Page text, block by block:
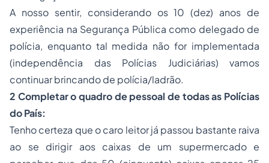
A nosso sentir, considerando os 10 (dez) anos de
experiência na Segurança Pública como delegado de
polícia, enquanto tal medida não for implementada
(independência das Polícias Judiciárias) vamos
continuar brincando de polícia/ladrão.
2 Completar o quadro de pessoal de todas as Polícias
do País:
Tenho certeza que o caro leitor já passou bastante raiva
ao se dirigir aos caixas de um supermercado e